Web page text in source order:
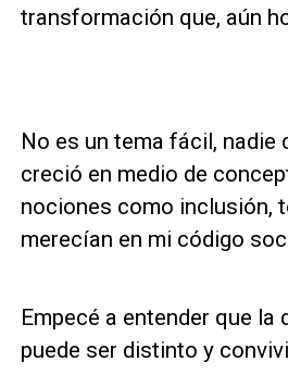
transformación que, aún
No es un tema fácil, nadie
creció en medio de
nociones como inclusión,
merecían en mi código
Empecé a entender que
puede ser distinto y